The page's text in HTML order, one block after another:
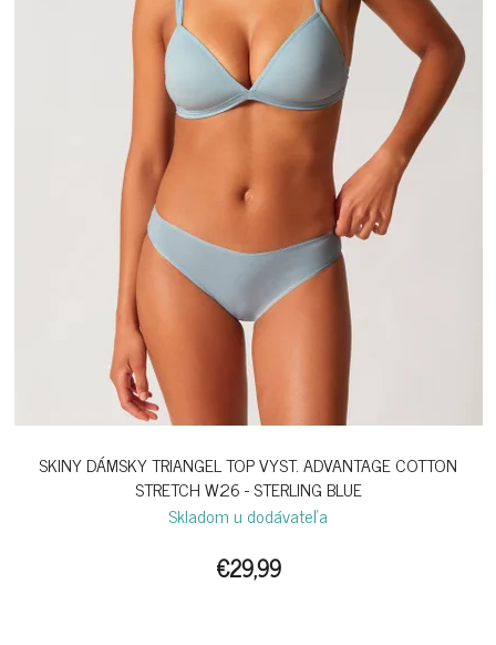
SKINY DÁMSKY TRIANGEL TOP VYST. ADVANTAGE COTTON
STRETCH W26 - STERLING BLUE
Skladom u dodávateľa
€29,99